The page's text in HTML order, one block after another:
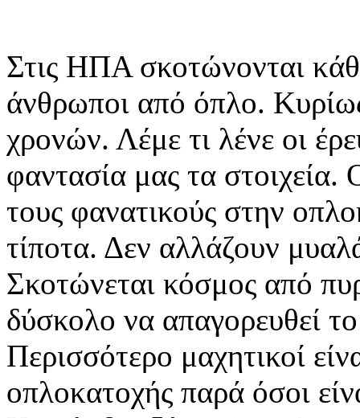
Στις ΗΠΑ σκοτώνονται
άνθρωποι από όπλο.
χρονών. Λέμε τι λένε οι
φαντασία μας τα στοιχεία.
τους φανατικούς στην
τίποτα. Δεν αλλάζουν
Σκοτώνεται κόσμος από
δύσκολο να απαγορευθεί
Περισσότερο μαχητικοί
οπλοκατοχής παρά όσοι